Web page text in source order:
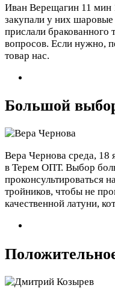
Иван Верещагин 11 мин
закупали у них
прислали бракованного
вопросов. Если нужно,
товар нас.
Большой
Вера Чернова среда, 18
в Терем ОПТ. Выбор
проконсультироваться
тройников, чтобы не
качественной латуни,